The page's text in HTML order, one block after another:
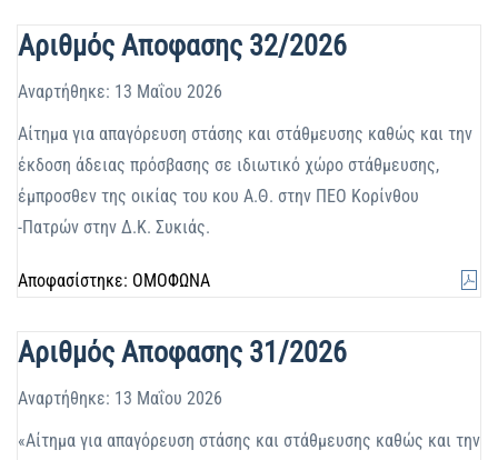
Αριθμός Αποφασης 32/2026
Αναρτήθηκε: 13 Μαΐου 2026
Αίτημα για απαγόρευση στάσης και στάθμευσης καθώς και την
έκδοση άδειας πρόσβασης σε ιδιωτικό χώρο στάθμευσης,
έμπροσθεν της οικίας του κου Α.Θ. στην ΠΕΟ Κορίνθου
-Πατρών στην Δ.Κ. Συκιάς.
Αποφασίστηκε: ΟΜΟΦΩΝΑ
Αριθμός Αποφασης 31/2026
Αναρτήθηκε: 13 Μαΐου 2026
«Αίτημα για απαγόρευση στάσης και στάθμευσης καθώς και την